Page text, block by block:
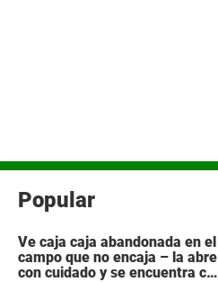
Popular
Ve caja caja abandonada en el
campo que no encaja – la abre
con cuidado y se encuentra con